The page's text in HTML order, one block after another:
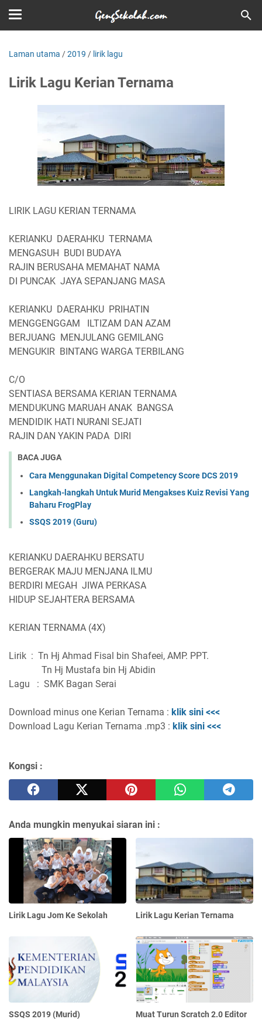
Laman utama /2019 / lirik lagu
Lirik Lagu Kerian Ternama
LIRIK LAGU KERIAN TERNAMA
KERIANKU DAERAHKU TERNAMA
MENGASUH BUDI BUDAYA
RAJIN BERUSAHA MEMAHAT NAMA
DI PUNCAK JAYA SEPANJANG MASA
KERIANKU DAERAHKU PRIHATIN
MENGGENGGAM ILTIZAM DAN AZAM
BERJUANG MENJULANG GEMILANG
MENGUKIR BINTANG WARGA TERBILANG
C/O
SENTIASA BERSAMA KERIAN TERNAMA
MENDUKUNG MARUAH ANAK BANGSA
MENDIDIK HATI NURANI SEJATI
RAJIN DAN YAKIN PADA DIRI
BACA JUGA
Cara Menggunakan Digital Competency Score DCS 2019
Langkah-langkah Untuk Murid Mengakses Kuiz Revisi Yang
Baharu FrogPlay
SSQS 2019 (Guru)
KERIANKU DAERAHKU BERSATU
BERGERAK MAJU MENJANA ILMU
BERDIRI MEGAH JIWA PERKASA
HIDUP SEJAHTERA BERSAMA
KERIAN TERNAMA (4X)
Lirik : Tn Hj Ahmad Fisal bin Shafeei, AMP. PPT.
Tn Hj Mustafa bin Hj Abidin
Lagu
: SMK Bagan Serai
Download minus one Kerian Ternama : klik sini <<<
Download Lagu Kerian Ternama .mp3 : klik sini <<<
Kongsi :
Anda mungkin menyukai siaran ini :
Lirik Lagu Jom Ke Sekolah Lirik Lagu Kerian Ternama
SSQS 2019 (Murid)
Muat Turun Scratch 2.0 Editor